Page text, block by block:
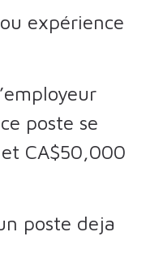
expérience
poste se
CA$50,000
poste deja